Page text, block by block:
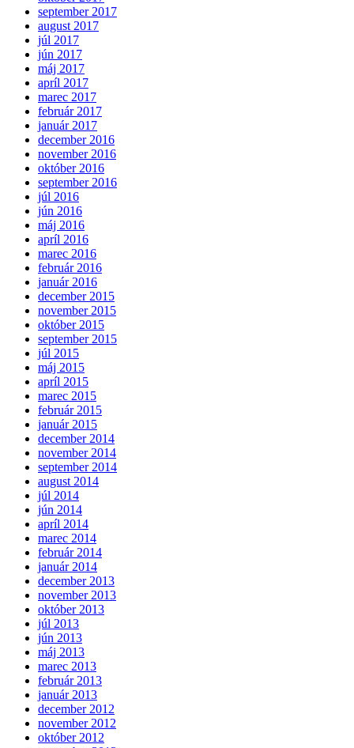
september 2017
august 2017
júl 2017
jún 2017
máj 2017
apríl 2017
marec 2017
február 2017
január 2017
december 2016
november 2016
október 2016
september 2016
júl 2016
jún 2016
máj 2016
apríl 2016
marec 2016
február 2016
január 2016
december 2015
november 2015
október 2015
september 2015
júl 2015
máj 2015
apríl 2015
marec 2015
február 2015
január 2015
december 2014
november 2014
september 2014
august 2014
júl 2014
jún 2014
apríl 2014
marec 2014
február 2014
január 2014
december 2013
november 2013
október 2013
júl 2013
jún 2013
máj 2013
marec 2013
február 2013
január 2013
december 2012
november 2012
október 2012